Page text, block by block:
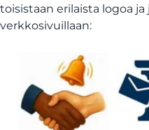
toisistaan erilaista logoa
verkkosivuillaan: